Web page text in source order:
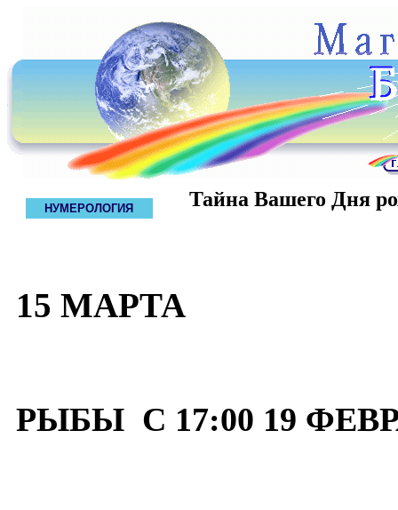
НУМЕРОЛОГИЯ Тайна Вашего Дня
15 МАРТА
РЫБЫ С 17:00 19